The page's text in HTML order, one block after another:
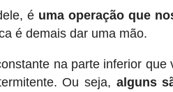
é uma operação que
é demais dar uma mão.
na parte inferior que
Ou seja, alguns